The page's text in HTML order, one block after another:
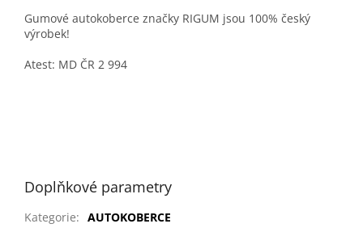
Gumové autokoberce značky RIGUM jsou 100% český
výrobek!
Atest: MD ČR 2 994
Doplňkové parametry
Kategorie: AUTOKOBERCE